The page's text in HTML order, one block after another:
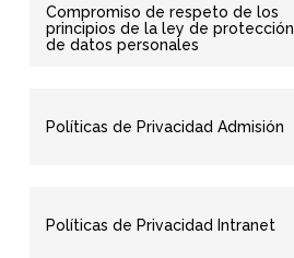
Compromiso de respeto de los
principios de la ley de protección
de datos personales
Políticas de Privacidad Admisión
Políticas de Privacidad Intranet